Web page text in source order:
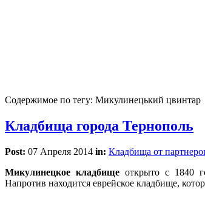
Содержимое по тегу: Микулинецький цвинтар
Кладбища города Тернополь
Post: 07 Апреля 2014 in: Кладбища от
Микулинецкое кладбище открыто с 1840
Напротив находится еврейское кладбище,